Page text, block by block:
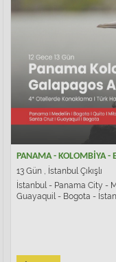
13 Gün , İstanbul Çıkışlı
İstanbul - Panama City -
Guayaquil - Bogota -